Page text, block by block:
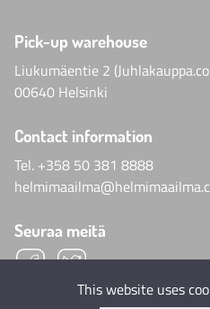
Pick-up warehouse
Liukumäentie 2
00640 Helsinki
Contact information
Tel. +358 50 381 8888
Seuraa meitä
This website uses